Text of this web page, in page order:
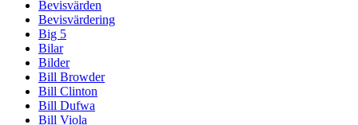
Bevisvärden
Bevisvärdering
Big 5
Bilar
Bilder
Bill Browder
Bill Clinton
Bill Dufwa
Bill Viola